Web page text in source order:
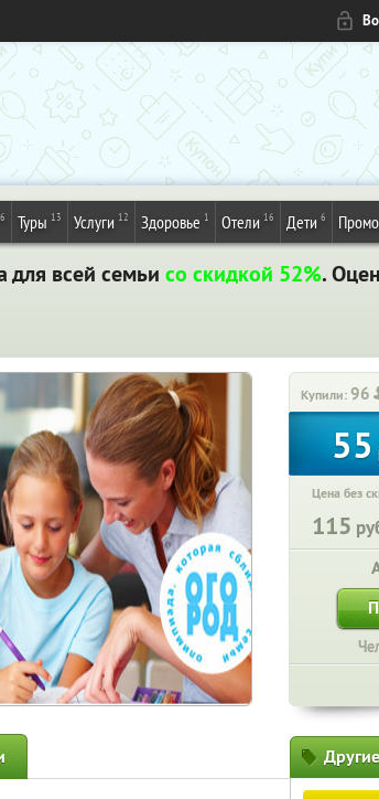
Туры 13 Услуги 12 Здоровье 1 Отели 16 Дети 6
для всей семьи со скидкой 52%.
Купили:96
55
Цена без
115